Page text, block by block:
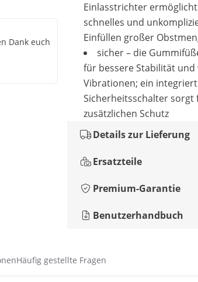
Einlasstrichter
schnelles und
Einfüllen großer
sicher – die
für bessere Stabilität und
Vibrationen; ein
Sicherheitsschalter sorgt
zusätzlichen Schutz
Details zur Lieferung
Ersatzteile
Premium-Garantie
Benutzerhandbuch
Dank euch
Häufig gestellte Fragen